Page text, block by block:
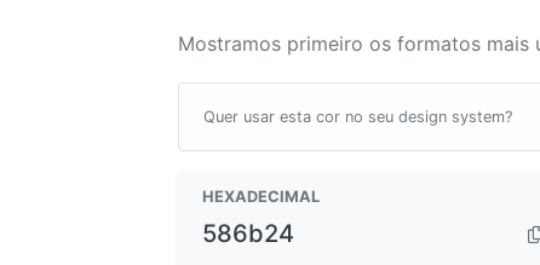
Mostramos primeiro os formatos mais
Quer usar esta cor no seu design system?
HEXADECIMAL
586b24